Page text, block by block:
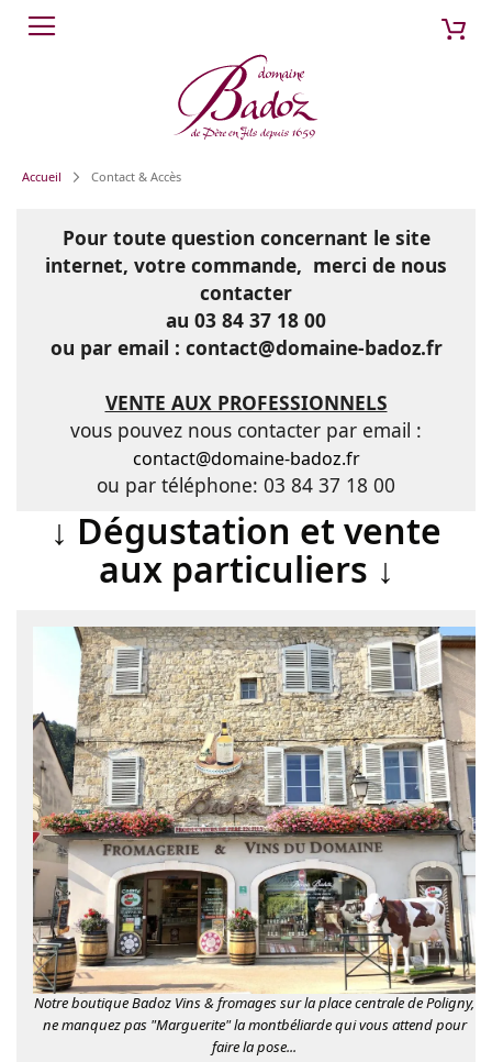
Aller
au
Accueil Contact & Accès
Pour toute question concernant le site
internet, votre commande, merci de nous
contacter
au 03 84 37 18 00
ou par email : contact@domaine-badoz.fr
VENTE AUX PROFESSIONNELS
vous pouvez nous contacter par email :
contact@domaine-badoz.fr
ou par téléphone: 03 84 37 18 00
↓ Dégustation et vente
aux particuliers ↓
Notre boutique Badoz Vins & fromages sur la place centrale de Poligny,
ne manquez pas "Marguerite" la montbéliarde qui vous attend pour
faire la pose...